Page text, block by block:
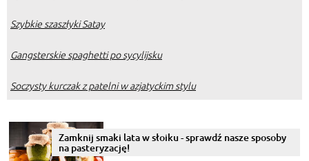
Szybkie szaszłyki Satay
Gangsterskie spaghetti po sycylijsku
Soczysty kurczak z patelni w azjatyckim stylu
Zamknij smaki lata w słoiku - sprawdź nasze sposoby
na pasteryzację!